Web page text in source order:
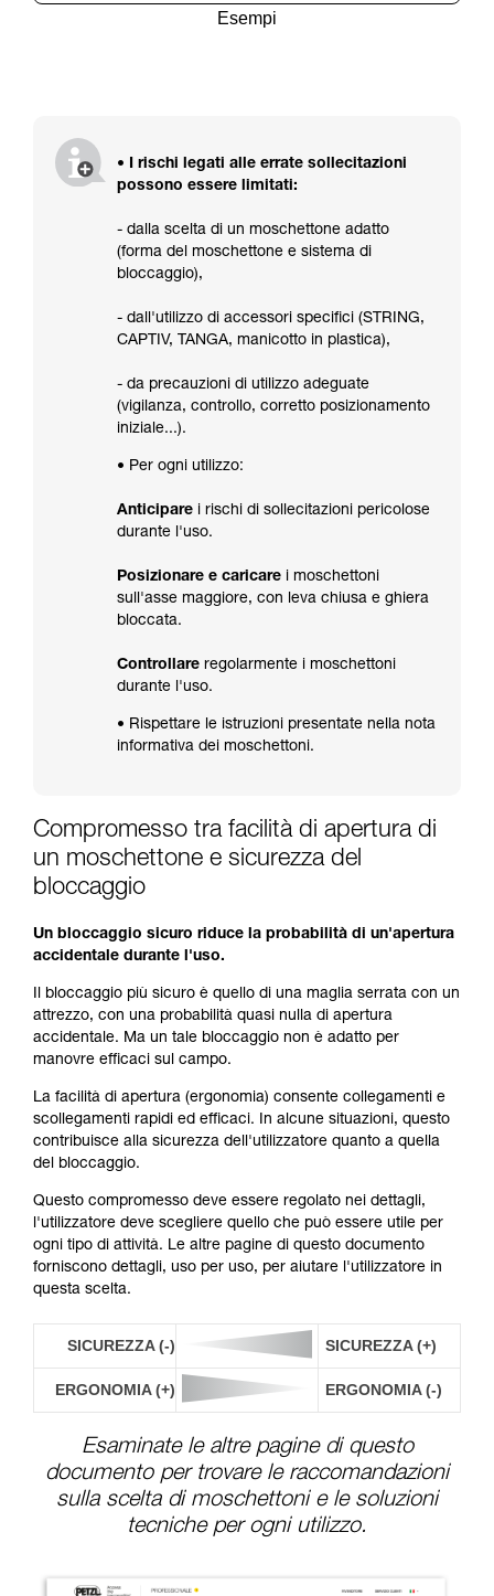
Esempi
• I rischi legati alle errate sollecitazioni
possono essere limitati:
- dalla scelta di un moschettone adatto
(forma del moschettone e sistema di
bloccaggio),
- dall'utilizzo di accessori specifici (STRING,
CAPTIV, TANGA, manicotto in plastica),
- da precauzioni di utilizzo adeguate
(vigilanza, controllo, corretto posizionamento
iniziale...).
• Per ogni utilizzo:
Anticipare i rischi di sollecitazioni pericolose
durante l'uso.
Posizionare e caricare i moschettoni
sull'asse maggiore, con leva chiusa e ghiera
bloccata.
Controllare regolarmente i moschettoni
durante l'uso.
• Rispettare le istruzioni presentate nella nota
informativa dei moschettoni.
Compromesso tra facilità di apertura di
un moschettone e sicurezza del
bloccaggio
Un bloccaggio sicuro riduce la probabilità di un'apertura
accidentale durante l'uso.
Il bloccaggio più sicuro è quello di una maglia serrata con un
attrezzo, con una probabilità quasi nulla di apertura
accidentale. Ma un tale bloccaggio non è adatto per
manovre efficaci sul campo.
La facilità di apertura (ergonomia) consente collegamenti e
scollegamenti rapidi ed efficaci. In alcune situazioni, questo
contribuisce alla sicurezza dell'utilizzatore quanto a quella
del bloccaggio.
Questo compromesso deve essere regolato nei dettagli,
l'utilizzatore deve scegliere quello che può essere utile per
ogni tipo di attività. Le altre pagine di questo documento
forniscono dettagli, uso per uso, per aiutare l'utilizzatore in
questa scelta.
SICUREZZA (-) SICUREZZA (+)
ERGONOMIA (+) ERGONOMIA (-)
Esaminate le altre pagine di questo
documento per trovare le raccomandazioni
sulla scelta di moschettoni e le soluzioni
tecniche per ogni utilizzo.